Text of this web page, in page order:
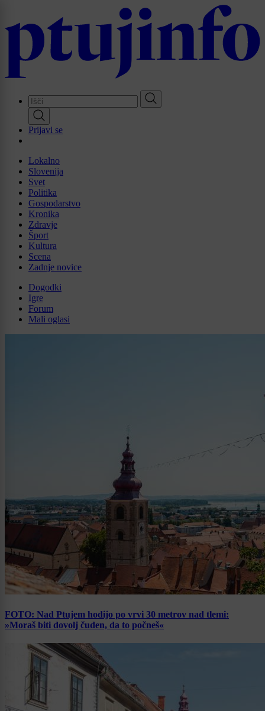
main
Prijavi se
Lokalno
Slovenija
Svet
Politika
Gospodarstvo
Kronika
Zdravje
Šport
Kultura
Scena
Zadnje novice
Dogodki
Igre
Forum
Mali oglasi
FOTO: Nad Ptujem hodijo po vrvi 30 metrov nad tlemi:
»Moraš biti dovolj čuden, da to počneš«